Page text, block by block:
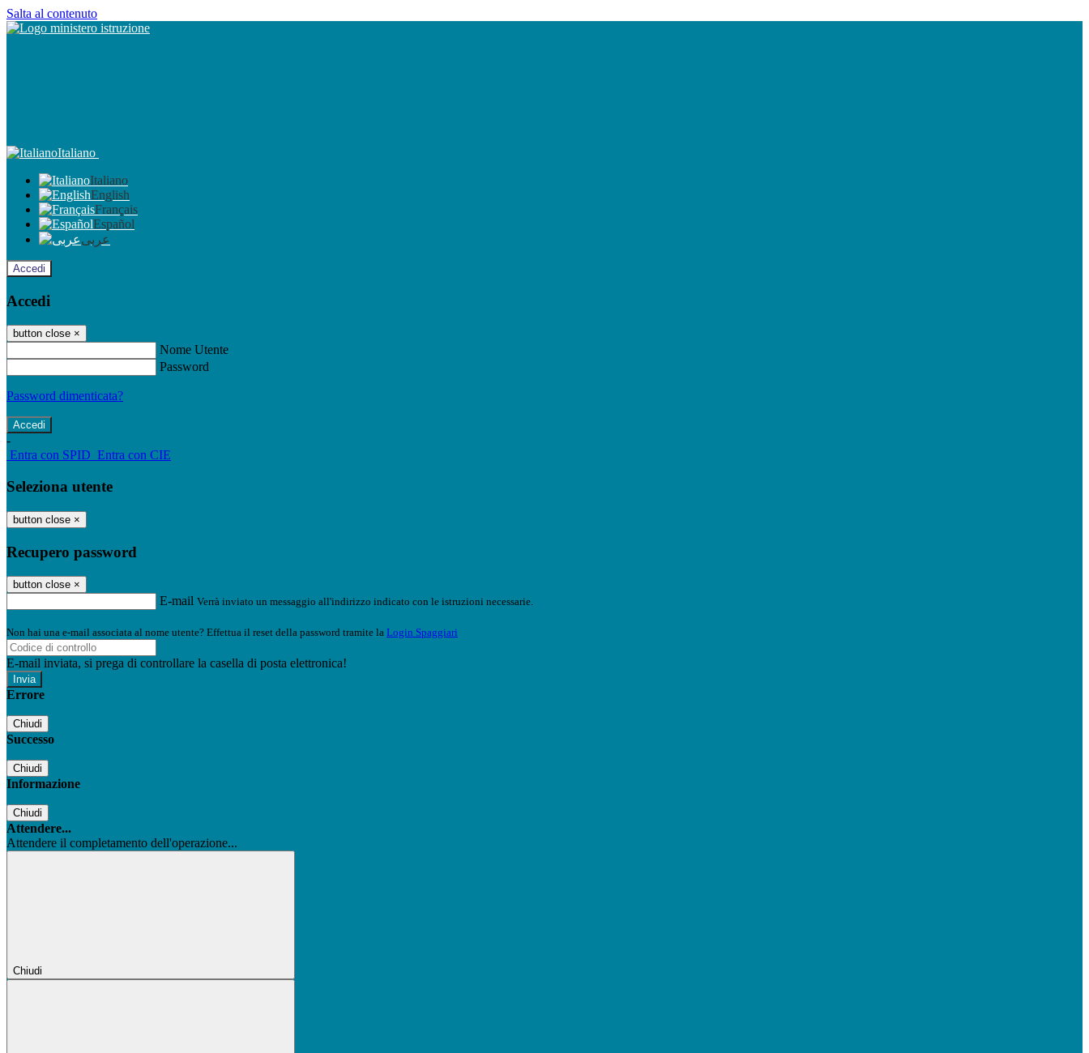
Salta al contenuto
Italiano
Italiano
English
Français
Español
عربى
Accedi
Accedi
button close ×
Nome Utente
Password
Password dimenticata?
-
Entra con SPID Entra con CIE
Seleziona utente
button close ×
Recupero password
button close ×
E-mail Verrà inviato un messaggio all'indirizzo indicato con le istruzioni necessarie.
Non hai una e-mail associata al nome utente? Effettua il reset della password tramite la Login Spaggiari
E-mail inviata, si prega di controllare la casella di posta elettronica!
Errore
Chiudi
Successo
Chiudi
Informazione
Chiudi
Attendere...
Attendere il completamento dell'operazione...
Chiudi